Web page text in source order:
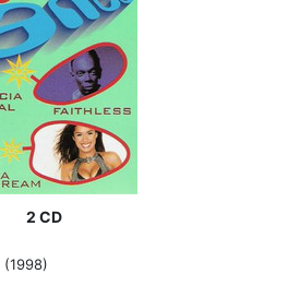
2 CD
(1998)